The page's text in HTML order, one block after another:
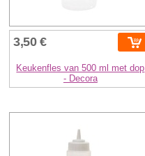
3,50 €
Keukenfles van 500 ml met dop
- Decora